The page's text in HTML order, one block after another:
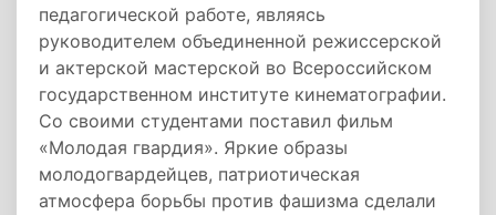
педагогической работе, являясь
руководителем объединенной режиссерской
и актерской мастерской во Всероссийском
государственном институте кинематографии.
Со своими студентами поставил фильм
«Молодая гвардия». Яркие образы
молодогвардейцев, патриотическая
атмосфера борьбы против фашизма сделали